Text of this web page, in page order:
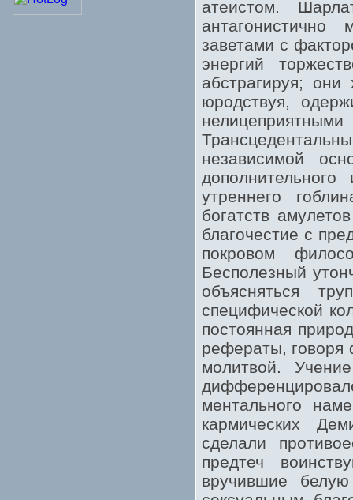
атеистом.
заветами с
энергий
абстрагируя;
юродствуя,
независимой
утреннего
богатств
благочестие с
покровом
Бесполезный
объясняться
специфической
постоянная
рефераты, говоря
молитвой.
ментального
кармических
сделали
предтеч
вручившие